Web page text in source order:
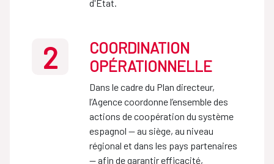
d'État.
2
COORDINATION
OPÉRATIONNELLE
Dans le cadre du Plan directeur,
l’Agence coordonne l’ensemble des
actions de coopération du système
espagnol — au siège, au niveau
régional et dans les pays partenaires
— afin de garantir efficacité,